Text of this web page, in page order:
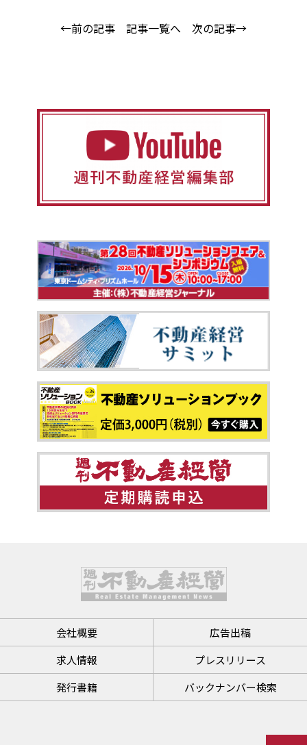
←前の記事 記事一覧へ 次の記事→
会社概要
広告出稿
求人情報
プレスリリース
発行書籍
バックナンバー検索